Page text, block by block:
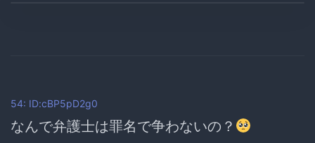
54: ID:cBP5pD2g0
なんで弁護士は罪名で争わないの？